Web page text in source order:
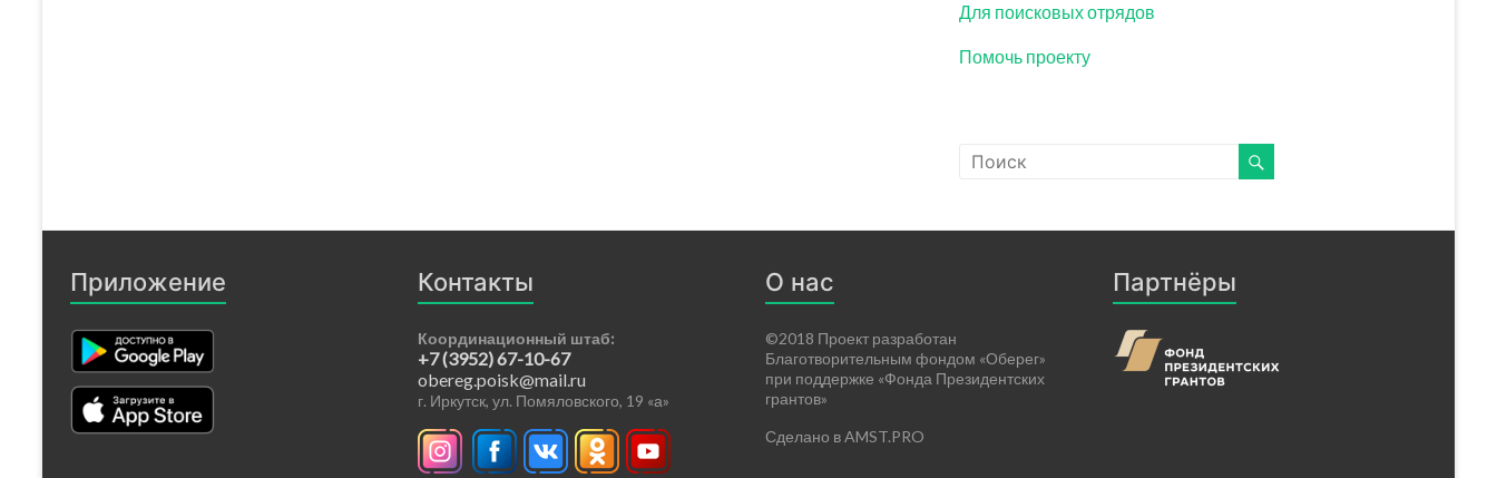
Для поисковых отрядов
Помочь проекту
Приложение Контакты
Координационный штаб:
+7 (3952) 67-10-67
obereg.poisk@mail.ru
г. Иркутск, ул. Помяловского, 19 «а»
О нас
©2018 Проект разработан
Благотворительным фондом «Оберег»
при поддержке «Фонда Президентских
грантов»
Сделано в AMST.PRO
Партнёры